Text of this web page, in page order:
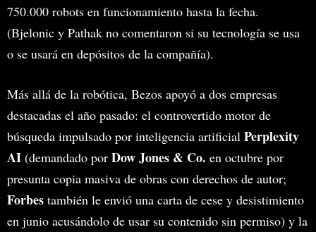
750.000 robots en funcionamiento hasta la fecha.
(Bjelonic y Pathak no comentaron si su tecnología se usa
o se usará en depósitos de la compañía).
Más allá de la robótica, Bezos apoyó a dos empresas
destacadas el año pasado: el controvertido motor de
búsqueda impulsado por inteligencia artificial Perplexity
AI (demandado por Dow Jones & Co. en octubre por
presunta copia masiva de obras con derechos de autor;
Forbes también le envió una carta de cese y desistimiento
en junio acusándolo de usar su contenido sin permiso) y la